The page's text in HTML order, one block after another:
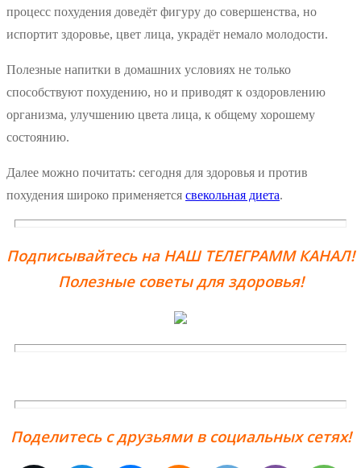
процесс похудения доведёт фигуру до совершенства, но
испортит здоровье, цвет лица, украдёт немало молодости.
Полезные напитки в домашних условиях не только
способствуют похудению, но и приводят к оздоровлению
организма, улучшению цвета лица, к общему хорошему
состоянию.
Далее можно почитать: сегодня для здоровья и против
похудения широко применяется свекольная диета.
Подписывайтесь на НАШ ТЕЛЕГРАММ КАНАЛ!
Полезные советы для здоровья!
Поделитесь с друзьями в социальных сетях!